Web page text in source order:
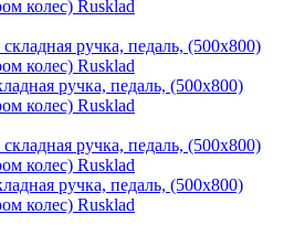
колес) Rusklad
ручка, педаль, (500х800)
колес) Rusklad
ручка, педаль, (500х800)
колес) Rusklad